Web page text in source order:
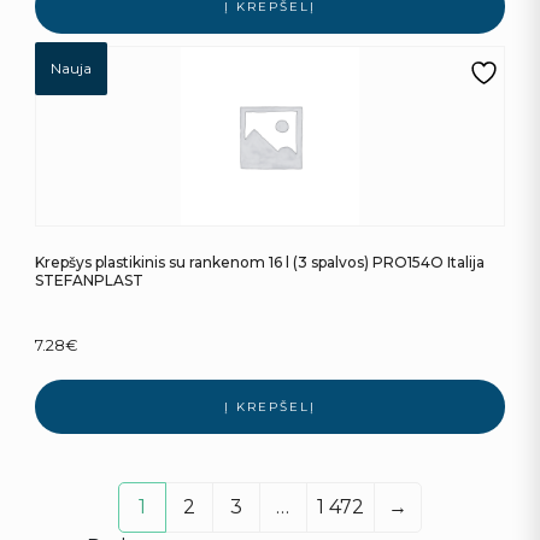
Į KREPŠELĮ
Nauja
Krepšys plastikinis su rankenom 16 l (3 spalvos) PRO154O Italija
STEFANPLAST
7.28€
Į KREPŠELĮ
1 2 3 … 1 472
→